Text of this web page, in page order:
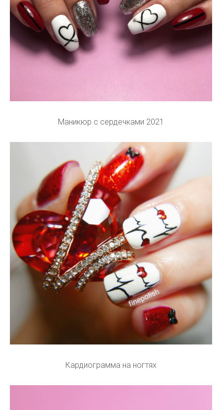
Маникюр с сердечками 2021
Кардиограмма на ногтях